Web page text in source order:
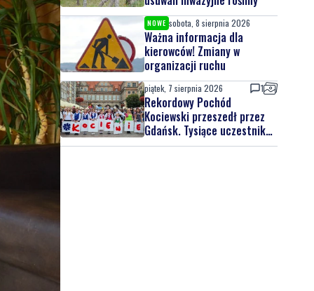
Wiadomości
NOWE sobota, 8 sierpnia 2026
Ponad 24 tysiące metrów
kwadratowych nowych
terenów zielonych.
Powstanie nowa przestrzeń
do wypoczynku
NOWE sobota, 8 sierpnia 2026 1
Ochrona przyrody w
praktyce. Uczestnicy
usuwali inwazyjne rośliny